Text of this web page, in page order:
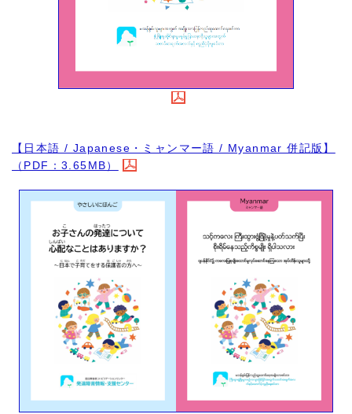
【日本語 / Japanese・ミャンマー語 / Myanmar 併記版】
（PDF：3.65MB）